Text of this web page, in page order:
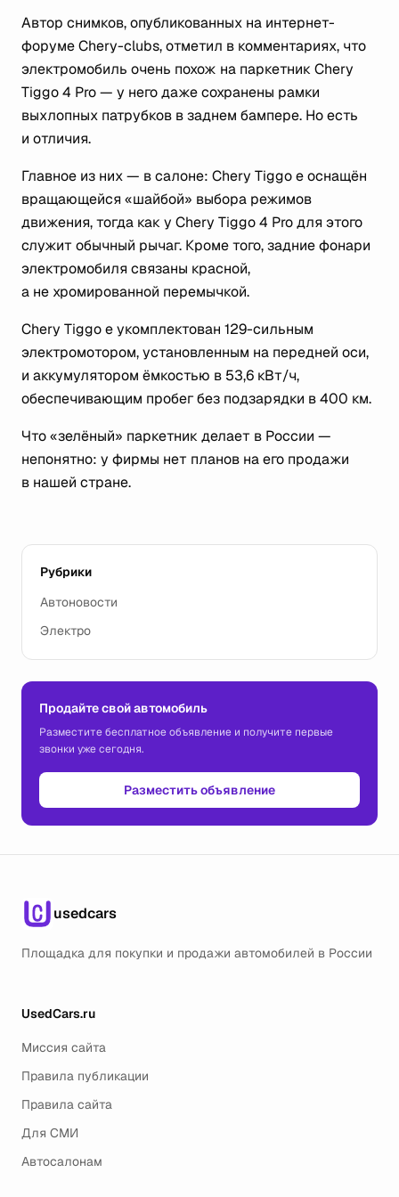
Автор снимков, опубликованных на интернет-
форуме Chery-clubs, отметил в комментариях, что
электромобиль очень похож на паркетник Chery
Tiggo 4 Pro — у него даже сохранены рамки
выхлопных патрубков в заднем бампере. Но есть
и отличия.
Главное из них — в салоне: Chery Tiggo e оснащён
вращающейся «шайбой» выбора режимов
движения, тогда как у Chery Tiggo 4 Pro для этого
служит обычный рычаг. Кроме того, задние фонари
электромобиля связаны красной,
а не хромированной перемычкой.
Chery Tiggo e укомплектован 129-сильным
электромотором, установленным на передней оси,
и аккумулятором ёмкостью в 53,6 кВт/ч,
обеспечивающим пробег без подзарядки в 400 км.
Что «зелёный» паркетник делает в России —
непонятно: у фирмы нет планов на его продажи
в нашей стране.
Рубрики
Автоновости
Электро
Продайте свой автомобиль
Разместите бесплатное объявление и получите первые
звонки уже сегодня.
Разместить объявление
usedcars
Площадка для покупки и продажи автомобилей в России
UsedCars.ru
Миссия сайта
Правила публикации
Правила сайта
Для СМИ
Автосалонам